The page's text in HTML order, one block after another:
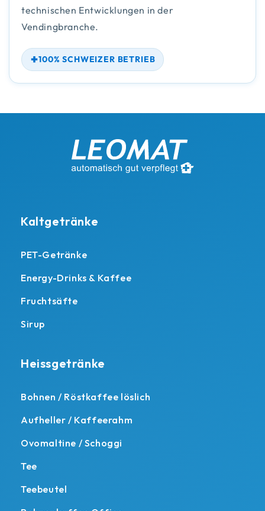
technischen Entwicklungen in der
Vendingbranche.
100% SCHWEIZER BETRIEB
Kaltgetränke
PET-Getränke
Energy-Drinks & Kaffee
Fruchtsäfte
Sirup
Heissgetränke
Bohnen / Röstkaffee löslich
Aufheller / Kaffeerahm
Ovomaltine / Schoggi
Tee
Teebeutel